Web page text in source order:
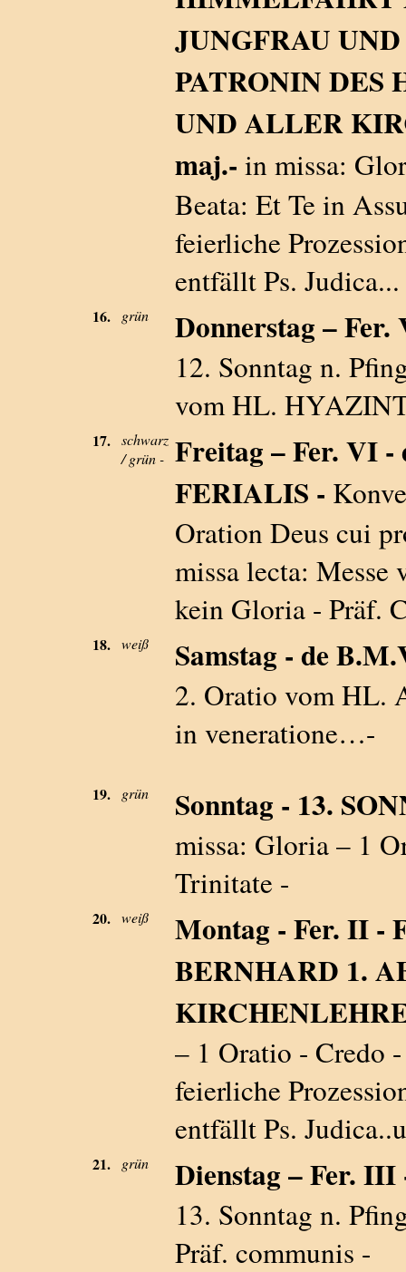
JUNGFRAU
PATRONIN DES
UND ALLER
maj.- in missa:
Beata: Et Te in
feierliche
entfällt Ps.
16. grün Donnerstag –
12. Sonntag n.
vom HL.
17. schwarz
/ grün - Freitag – Fer. VI
FERIALIS -
Oration Deus cui
missa lecta: Messe
kein Gloria - Präf.
18. weiß Samstag - de
2. Oratio vom HL.
in veneratione…-
19. grün Sonntag - 13.
missa: Gloria – 1
Trinitate -
20. weiß
Montag - Fer. II -
BERNHARD 1.
– 1 Oratio - Credo
feierliche
entfällt Ps.
21. grün Dienstag – Fer.
13. Sonntag n.
Präf. communis -